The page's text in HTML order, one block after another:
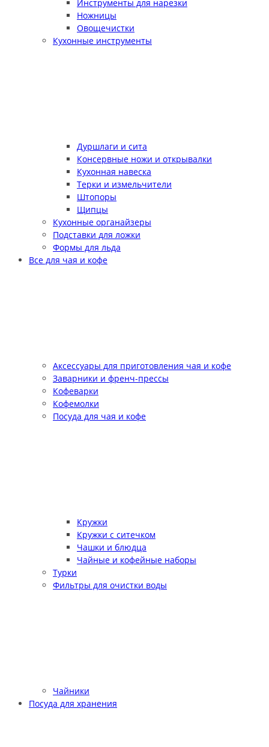
Инструменты для нарезки
Ножницы
Овощечистки
Кухонные инструменты
Дуршлаги и сита
Консервные ножи и открывалки
Кухонная навеска
Терки и измельчители
Штопоры
Щипцы
Кухонные органайзеры
Подставки для ложки
Формы для льда
Все для чая и кофе
Аксессуары для приготовления чая и кофе
Заварники и френч-прессы
Кофеварки
Кофемолки
Посуда для чая и кофе
Кружки
Кружки с ситечком
Чашки и блюдца
Чайные и кофейные наборы
Турки
Фильтры для очистки воды
Чайники
Посуда для хранения